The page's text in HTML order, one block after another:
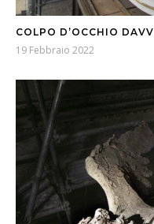
COLPO D’OCCHIO
19 Febbraio 2022